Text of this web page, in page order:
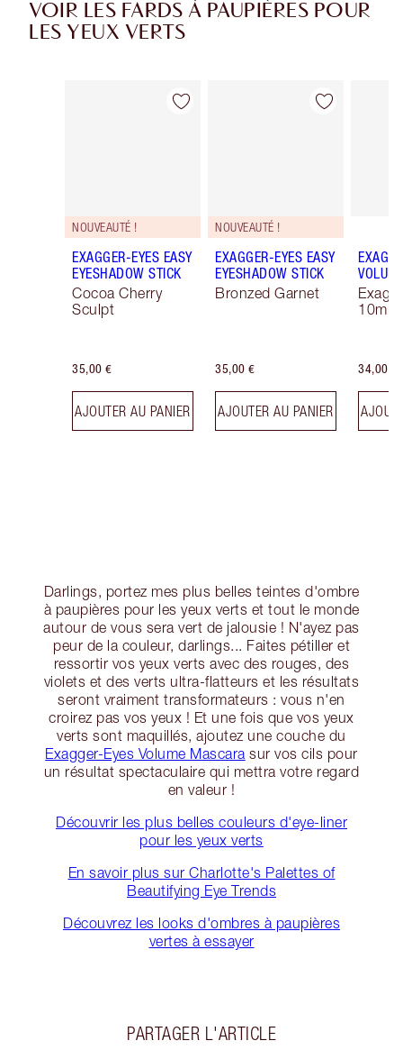
VOIR LES FARDS À PAUPIÈRES POUR
LES YEUX VERTS
Article 1 sur 38
NOUVEAUTÉ !
EXAGGER-EYES EASY
EYESHADOW STICK
Cocoa Cherry
Sculpt
35,00 €
AJOUTER AU PANIER
Article 2 sur 38
NOUVEAUTÉ !
EXAGGER-EYES EASY
EYESHADOW STICK
Bronzed Garnet
35,00 €
AJOUTER AU PANIER
10ml
34,00 €
Darlings, portez mes plus belles teintes d'ombre
à paupières pour les yeux verts et tout le monde
autour de vous sera vert de jalousie ! N'ayez pas
peur de la couleur, darlings... Faites pétiller et
ressortir vos yeux verts avec des rouges, des
violets et des verts ultra-flatteurs et les résultats
seront vraiment transformateurs : vous n'en
croirez pas vos yeux ! Et une fois que vos yeux
verts sont maquillés, ajoutez une couche du
Exagger-Eyes Volume Mascara sur vos cils pour
un résultat spectaculaire qui mettra votre regard
en valeur !
Découvrir les plus belles couleurs d'eye-liner
pour les yeux verts
En savoir plus sur Charlotte's Palettes of
Beautifying Eye Trends
Découvrez les looks d'ombres à paupières
vertes à essayer
PARTAGER L'ARTICLE